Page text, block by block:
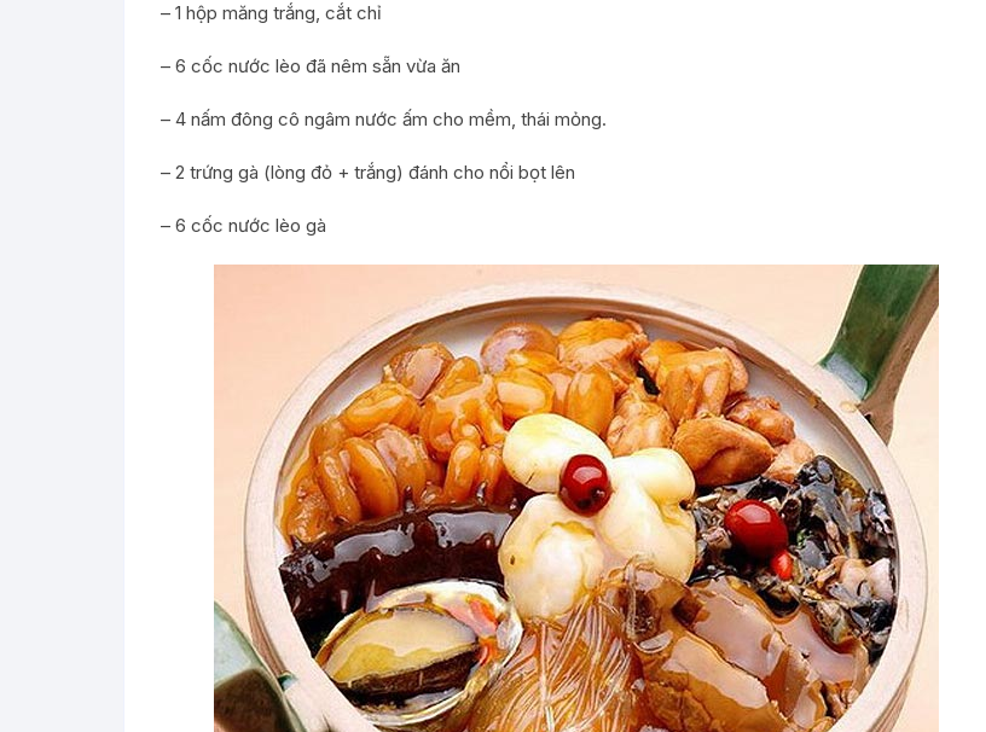
– 1 hộp măng trắng, cắt chỉ
– 6 cốc nước lèo đã nêm sẵn vừa ăn
– 4 nấm đông cô ngâm nước ấm cho mềm, thái mỏng.
– 2 trứng gà (lòng đỏ + trắng) đánh cho nổi bọt lên
– 6 cốc nước lèo gà